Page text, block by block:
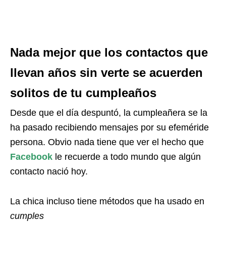
Nada mejor que los contactos que
llevan años sin verte se acuerden
solitos de tu cumpleaños
Desde que el día despuntó, la cumpleañera se la
ha pasado recibiendo mensajes por su efeméride
persona. Obvio nada tiene que ver el hecho que
Facebook le recuerde a todo mundo que algún
contacto nació hoy.
La chica incluso tiene métodos que ha usado en
cumples